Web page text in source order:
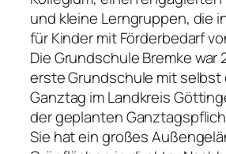
und kleine Lerngruppen, die
für Kinder mit Förderbedarf
Die Grundschule Bremke war
erste Grundschule mit
Ganztag im Landkreis
der geplanten
Sie hat ein großes